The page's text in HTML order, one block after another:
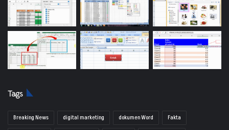
Tags
Breaking News digital marketing dokumen Word
Fakta